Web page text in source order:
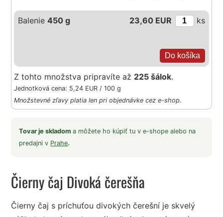
Balenie450 g 23,60 EUR ks
Z tohto množstva pripravíte až 225 šálok.
Jednotková cena: 5,24 EUR / 100 g
Množstevné zľavy platia len pri objednávke cez e-shop.
Tovar je skladoma môžete ho kúpiť tu v e-shope alebo na
predajni v Prahe.
Čierny čaj Divoká čerešňa
Čierny čaj s príchuťou divokých čerešní je skvelý